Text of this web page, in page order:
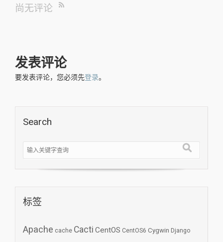
尚无评论
发表评论
要发表评论，您必须先登录。
Search
标签
Apache cache Cacti CentOS CentOS6 Cygwin Django